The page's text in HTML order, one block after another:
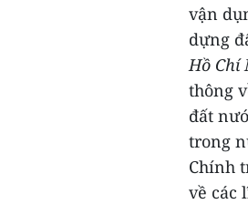
vận
dựng
Hồ Chí
thông
đất
trong
Chính
về các